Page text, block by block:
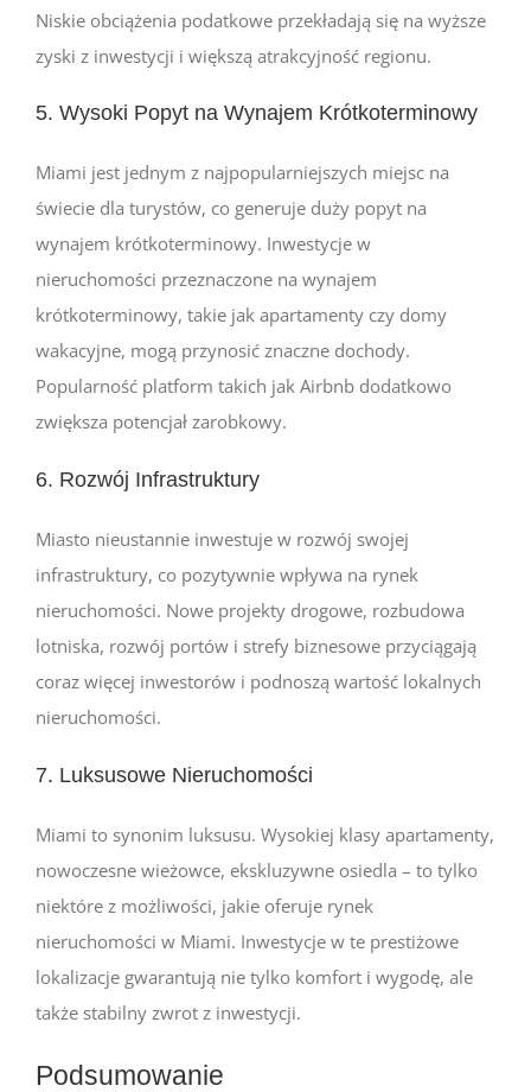
Niskie obciążenia podatkowe przekładają się na wyższe
zyski z inwestycji i większą atrakcyjność regionu.
5. Wysoki Popyt na Wynajem Krótkoterminowy
Miami jest jednym z najpopularniejszych miejsc na
świecie dla turystów, co generuje duży popyt na
wynajem krótkoterminowy. Inwestycje w
nieruchomości przeznaczone na wynajem
krótkoterminowy, takie jak apartamenty czy domy
wakacyjne, mogą przynosić znaczne dochody.
Popularność platform takich jak Airbnb dodatkowo
zwiększa potencjał zarobkowy.
6. Rozwój Infrastruktury
Miasto nieustannie inwestuje w rozwój swojej
infrastruktury, co pozytywnie wpływa na rynek
nieruchomości. Nowe projekty drogowe, rozbudowa
lotniska, rozwój portów i strefy biznesowe przyciągają
coraz więcej inwestorów i podnoszą wartość lokalnych
nieruchomości.
7. Luksusowe Nieruchomości
Miami to synonim luksusu. Wysokiej klasy apartamenty,
nowoczesne wieżowce, ekskluzywne osiedla – to tylko
niektóre z możliwości, jakie oferuje rynek
nieruchomości w Miami. Inwestycje w te prestiżowe
lokalizacje gwarantują nie tylko komfort i wygodę, ale
także stabilny zwrot z inwestycji.
Podsumowanie